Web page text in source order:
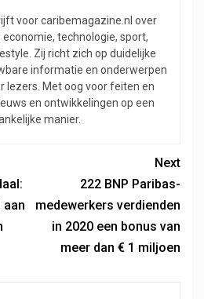
voor caribemagazine.nl over
technologie, sport,
Zij richt zich op duidelijke
informatie en onderwerpen
lezers. Met oog voor feiten en
en ontwikkelingen op een
manier.
aan
Next
222 BNP Paribas-
medewerkers verdienden
in 2020 een bonus van
meer dan € 1 miljoen